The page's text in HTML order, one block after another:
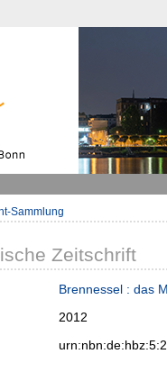
Sammlung
Zeitschrift
Brennessel : das
2012